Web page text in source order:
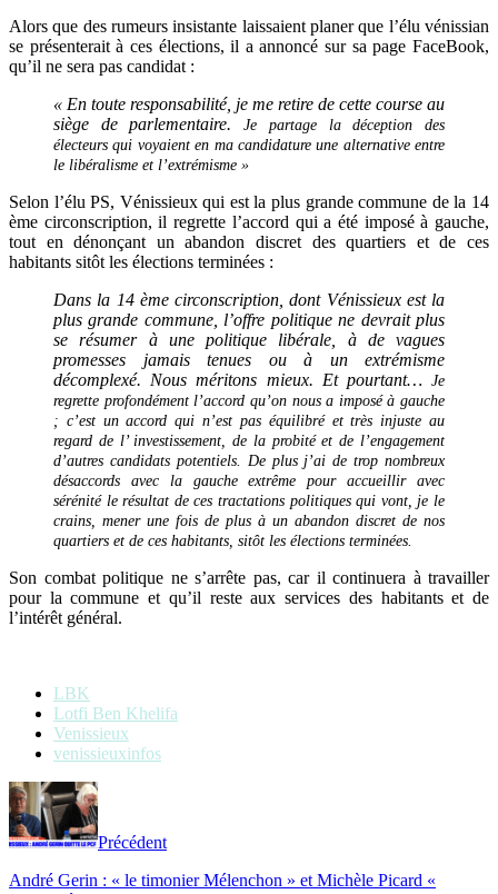
Alors que des rumeurs insistante laissaient planer que l’élu vénissian
se présenterait à ces élections, il a annoncé sur sa page FaceBook,
qu’il ne sera pas candidat :
« En toute responsabilité, je me retire de cette course au
siège de parlementaire.Je partage la déception des
électeurs qui voyaient en ma candidature une alternative entre
le libéralisme et l’extrémisme »
Selon l’élu PS, Vénissieux qui est la plus grande commune de la 14
ème circonscription, il regrette l’accord qui a été imposé à gauche,
tout en dénonçant un abandon discret des quartiers et de ces
habitants sitôt les élections terminées :
Dans la 14 ème circonscription, dont Vénissieux est la
plus grande commune, l’offre politique ne devrait plus
se résumer à une politique libérale, à de vagues
promesses jamais tenues ou à un extrémisme
décomplexé. Nous méritons mieux. Et pourtant… Je
regrette profondément l’accord qu’on nous a imposé à gauche
; c’est un accord qui n’est pas équilibré et très injuste au
regard de l’ investissement, de la probité et de l’engagement
d’autres candidats potentiels. De plus j’ai de trop nombreux
désaccords avec la gauche extrême pour accueillir avec
sérénité le résultat de ces tractations politiques qui vont, je le
crains, mener une fois de plus à un abandon discret de nos
quartiers et de ces habitants, sitôt les élections terminées.
Son combat politique ne s’arrête pas, car il continuera à travailler
pour la commune et qu’il reste aux services des habitants et de
l’intérêt général.
LBK
Lotfi Ben Khelifa
Venissieux
venissieuxinfos
Précédent
André Gerin : « le timonier Mélenchon » et Michèle Picard «